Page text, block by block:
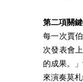
第二項關
每一次賈
次發表會
的成果。
來演奏莫